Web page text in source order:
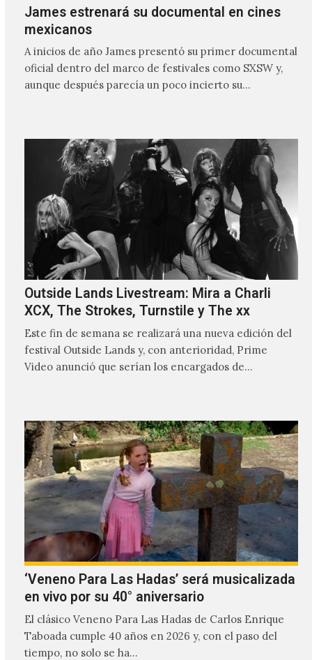
James estrenará su documental en cines
mexicanos
A inicios de año James presentó su primer documental
oficial dentro del marco de festivales como SXSW y,
aunque después parecía un poco incierto su…
Outside Lands Livestream: Mira a Charli
XCX, The Strokes, Turnstile y The xx
Este fin de semana se realizará una nueva edición del
festival Outside Lands y, con anterioridad, Prime
Video anunció que serían los encargados de
‘Veneno Para Las Hadas’ será musicalizada
en vivo por su 40° aniversario
El clásico Veneno Para Las Hadas de Carlos Enrique
Taboada cumple 40 años en 2026 y, con el paso del
tiempo, no solo se ha…